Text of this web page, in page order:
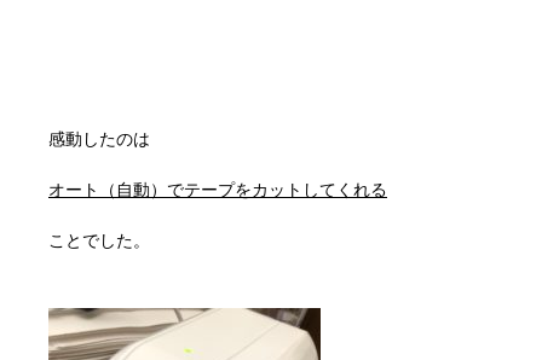
感動したのは
オート（自動）でテープをカットしてくれる
ことでした。